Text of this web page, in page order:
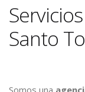
Santo
Somos una